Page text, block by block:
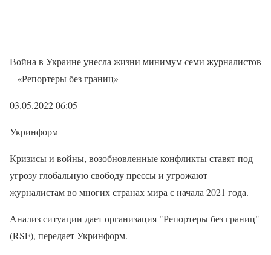
Война в Украине унесла жизни минимум семи журналистов
– «Репортеры без границ»
03.05.2022 06:05
Укринформ
Кризисы и войны, возобновленные конфликты ставят под
угрозу глобальную свободу прессы и угрожают
журналистам во многих странах мира с начала 2021 года.
Анализ ситуации дает организация "Репортеры без границ"
(RSF), передает Укринформ.